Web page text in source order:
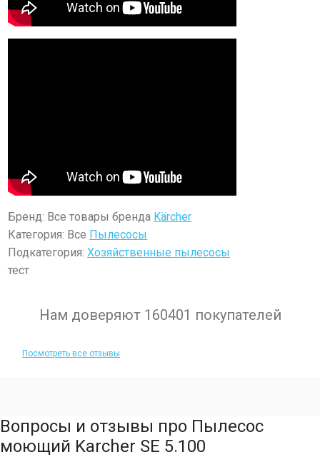
Бренд: Все товары бренда Kärcher
Категория: Все Пылесосы
Подкатегория:Хозяйственные пылесосы
тест
Нам доверяют 160401 покупателей
Посмотреть все отзывы
Вопросы и отзывы про Пылесос
моющий Karcher SE 5.100